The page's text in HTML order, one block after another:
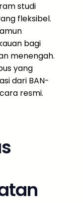
studi
fleksibel.
bagi
menengah.
yang
dari BAN-
resmi.